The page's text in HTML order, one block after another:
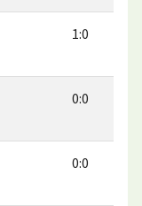
1:0
0:0
0:0